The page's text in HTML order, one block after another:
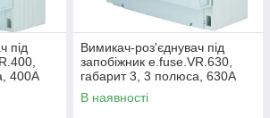
під
400А
Вимикач-роз'єднувач під
запобіжник e.fuse.VR.630,
габарит 3, 3 полюса, 630А
В наявності